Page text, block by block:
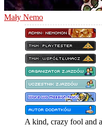
Mały Nemo
A kind, crazy fool and